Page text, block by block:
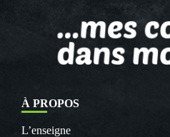
À PROPOS
L’enseigne